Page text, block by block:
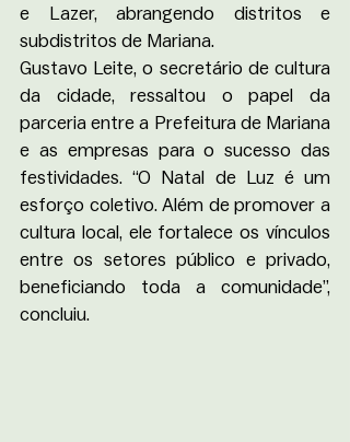
e Lazer, abrangendo distritos e
subdistritos de Mariana.
Gustavo Leite, o secretário de cultura
da cidade, ressaltou o papel da
parceria entre a Prefeitura de Mariana
e as empresas para o sucesso das
festividades. “O Natal de Luz é um
esforço coletivo. Além de promover a
cultura local, ele fortalece os vínculos
entre os setores público e privado,
beneficiando toda a comunidade”,
concluiu.